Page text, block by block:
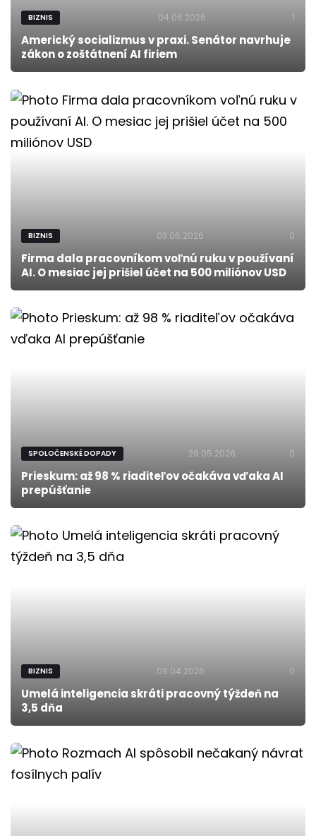
BIZNIS 04.06.2026 1
Americký socializmus v praxi. Senátor navrhuje
zákon o zoštátnení AI firiem
BIZNIS 03.06.2026 0
Firma dala pracovníkom voľnú ruku v používaní
AI. O mesiac jej prišiel účet na 500 miliónov USD
SPOLOČENSKÉ DOPADY 29.05.2026 0
Prieskum: až 98 % riaditeľov očakáva vďaka AI
prepúšťanie
BIZNIS 09.04.2026 0
Umelá inteligencia skráti pracovný týždeň na
3,5 dňa